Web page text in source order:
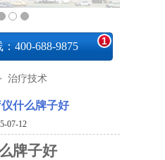
400-688-9875 1
治疗技术
什么牌子好
07-12
牌子好